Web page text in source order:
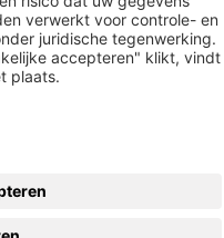
Privacy
Impressum